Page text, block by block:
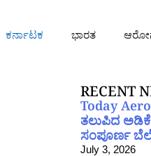
ಕರ್ನಾಟಕ ಭಾರತ
RECENT
Today
ತಲುಪಿದ ಅಡಿಕೆ
ಸಂಪೂರ್ಣ ಬೆಲೆ
July 3, 2026